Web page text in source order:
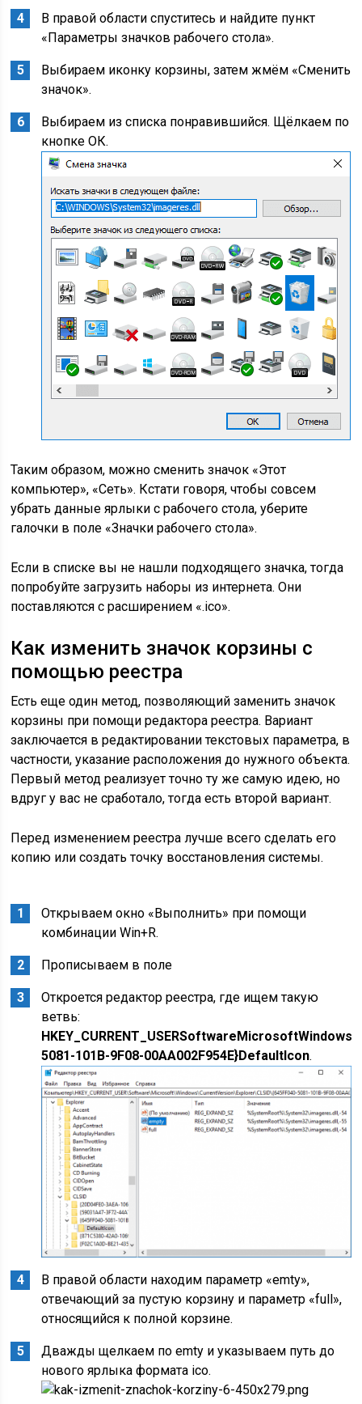
В правой области спуститесь и найдите пункт
«Параметры значков рабочего стола».
Выбираем иконку корзины, затем жмём «Сменить
значок».
Выбираем из списка понравившийся. Щёлкаем по
кнопке ОК.
Таким образом, можно сменить значок «Этот
компьютер», «Сеть». Кстати говоря, чтобы совсем
убрать данные ярлыки с рабочего стола, уберите
галочки в поле «Значки рабочего стола».
Если в списке вы не нашли подходящего значка, тогда
попробуйте загрузить наборы из интернета. Они
поставляются с расширением «.ico».
Как изменить значок корзины с
помощью реестра
Есть еще один метод, позволяющий заменить значок
корзины при помощи редактора реестра. Вариант
заключается в редактировании текстовых параметра, в
частности, указание расположения до нужного объекта.
Первый метод реализует точно ту же самую идею, но
вдруг у вас не сработало, тогда есть второй вариант.
Перед изменением реестра лучше всего сделать его
копию или создать точку восстановления системы.
Открываем окно «Выполнить» при помощи
комбинации Win+R.
Прописываем в поле
Откроется редактор реестра, где ищем такую
ветвь:
5081-101B-9F08-00AA002F954E}DefaultIcon.
В правой области находим параметр «emty»,
отвечающий за пустую корзину и параметр «full»,
относящийся к полной корзине.
Дважды щелкаем по emty и указываем путь до
нового ярлыка формата ico.